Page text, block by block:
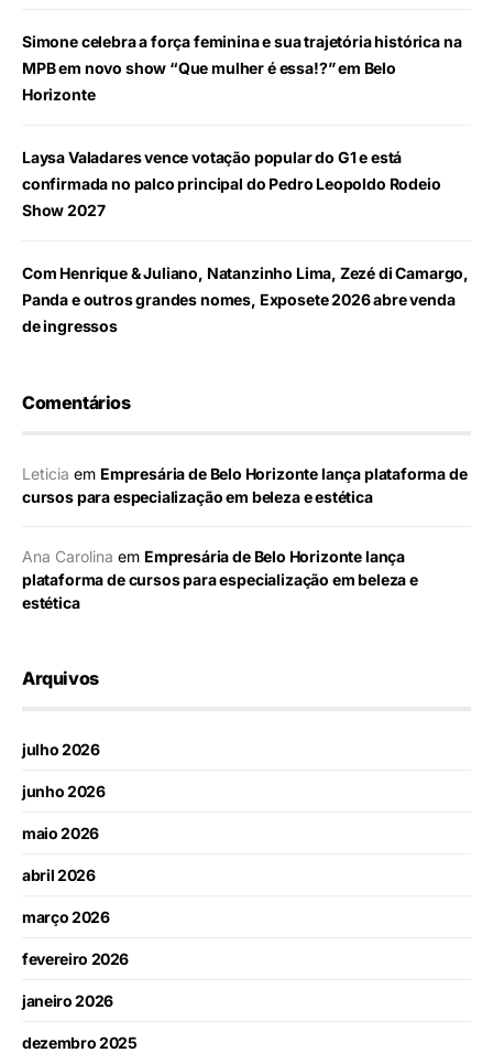
Simone celebra a força feminina e sua trajetória histórica na
MPB em novo show “Que mulher é essa!?” em Belo
Horizonte
Laysa Valadares vence votação popular do G1 e está
confirmada no palco principal do Pedro Leopoldo Rodeio
Show 2027
Com Henrique & Juliano, Natanzinho Lima, Zezé di Camargo,
Panda e outros grandes nomes, Exposete 2026 abre venda
de ingressos
Comentários
Leticia em Empresária de Belo Horizonte lança plataforma de
cursos para especialização em beleza e estética
Ana Carolina em Empresária de Belo Horizonte lança
plataforma de cursos para especialização em beleza e
estética
Arquivos
julho 2026
junho 2026
maio 2026
abril 2026
março 2026
fevereiro 2026
janeiro 2026
dezembro 2025